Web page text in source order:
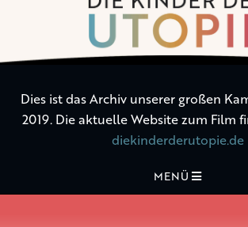
Dies ist das Archiv unserer großen
2019. Die aktuelle Website zum Film
diekinderderutopie.de
MENÜ